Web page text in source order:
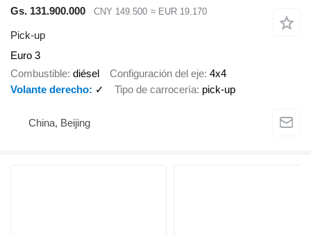
Gs. 131.900.000
CNY 149.500 ≈ EUR 19.170
Pick-up
Euro 3
Combustible diésel Configuración del eje 4x4
Volante derecho
✓ Tipo de carrocería pick-up
China, Beijing